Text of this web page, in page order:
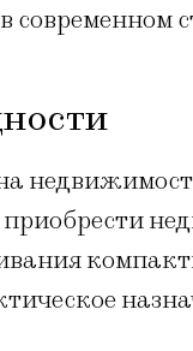
современном